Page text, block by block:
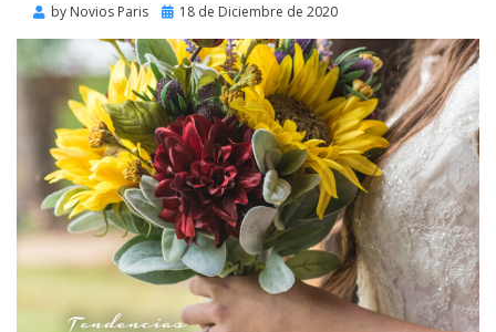
by Novios Paris
Posted
18 de Diciembre de 2020